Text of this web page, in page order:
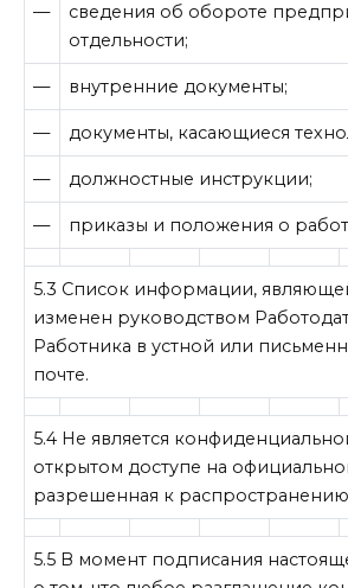
—
сведения об обороте
отдельности;
— внутренние документы;
— документы, касающиеся
— должностные инструкции;
— приказы и положения о
5.3 Список информации,
изменен руководством
Работника в устной или
почте.
5.4 Не является
открытом доступе на
разрешенная к
5.5 В момент подписания